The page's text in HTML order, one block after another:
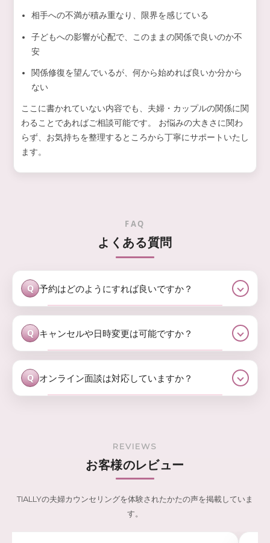
相手への不満が積み重なり、限界を感じている
子どもへの影響が心配で、このままの関係で良いのか不
安
関係修復を望んでいるが、何から始めれば良いか分から
ない
ここに書かれていない内容でも、夫婦・カップルの関係に関
わることであればご相談可能です。 お悩みの大きさに関わ
らず、お気持ちを整理するところから丁寧にサポートいたし
ます。
FAQ
よくある質問
Q 予約はどのようにすれば良いですか？
Q キャンセルや日時変更は可能ですか？
Q オンライン面談は対応していますか？
REVIEWS
お客様のレビュー
TIALLYの夫婦カウンセリングを体験されたかたの声を掲載していま
す。